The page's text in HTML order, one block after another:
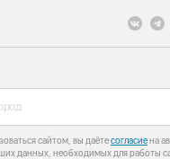
сайтом, вы даётесогласиена
данных, необходимых для работы